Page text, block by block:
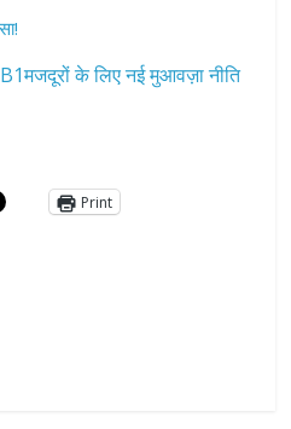
के लिए नई मुआवज़ा नीति
Print